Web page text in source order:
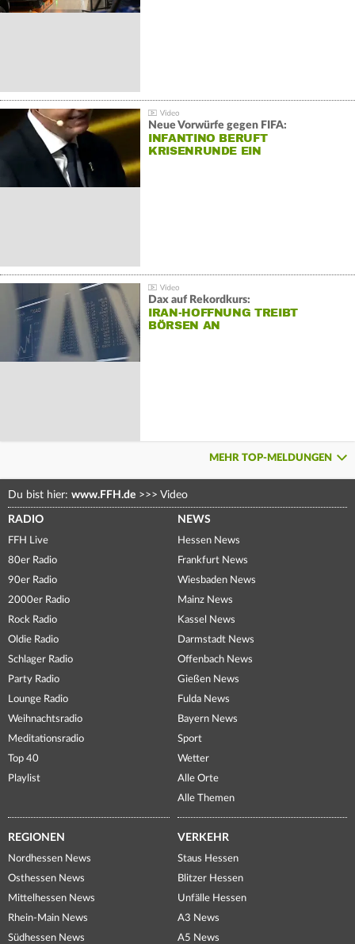
Neue Vorwürfe gegen FIFA:
INFANTINO BERUFT
KRISENRUNDE EIN
Dax auf Rekordkurs:
IRAN-HOFFNUNG TREIBT
BÖRSEN AN
MEHR TOP-MELDUNGEN
Du bist hier: www.FFH.de >>> Video
RADIO
FFH Live
80er Radio
90er Radio
2000er Radio
Rock Radio
Oldie Radio
Schlager Radio
Party Radio
Lounge Radio
Weihnachtsradio
Meditationsradio
Top 40
Playlist
NEWS
Hessen News
Frankfurt News
Wiesbaden News
Mainz News
Kassel News
Darmstadt News
Offenbach News
Gießen News
Fulda News
Bayern News
Sport
Wetter
Alle Orte
Alle Themen
REGIONEN
Nordhessen News
Osthessen News
Mittelhessen News
Rhein-Main News
Südhessen News
VERKEHR
Staus Hessen
Blitzer Hessen
Unfälle Hessen
A3 News
A5 News